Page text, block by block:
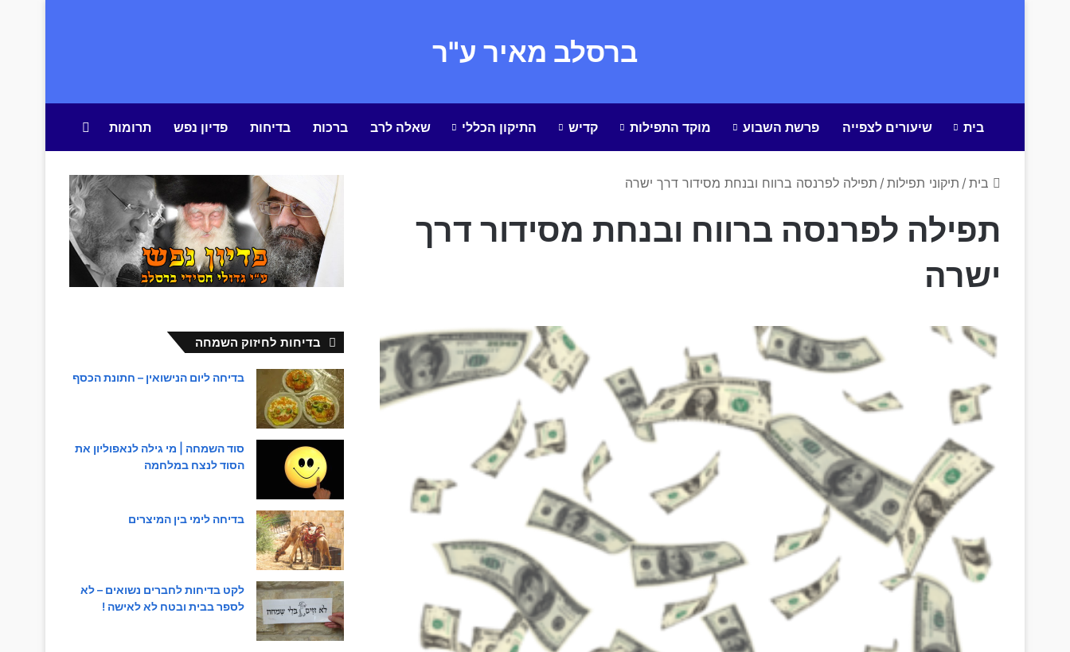
ברסלב מאיר ע"ר
בית שיעורים לצפייה פרשת השבוע מוקד התפילות קדיש התיקון הכללי שאלה לרב ברכות בדיחות פדיון נפש תרומות
בית / תיקוני תפילות / תפילה לפרנסה ברווח ובנחת מסידור דרך ישרה
תפילה לפרנסה ברווח ובנחת מסידור דרך
ישרה
בדיחות לחיזוק השמחה
בדיחה ליום הנישואין – חתונת הכסף
סוד השמחה | מי גילה לנאפוליון את
הסוד לנצח במלחמה
בדיחה לימי בין המיצרים
לקט בדיחות לחברים נשואים – לא
לספר בבית ובטח לא לאישה !